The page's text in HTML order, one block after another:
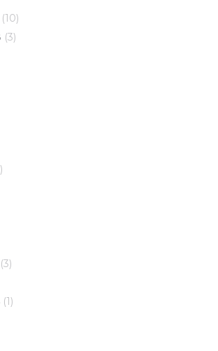
(10)
(3)
(3)
(1)